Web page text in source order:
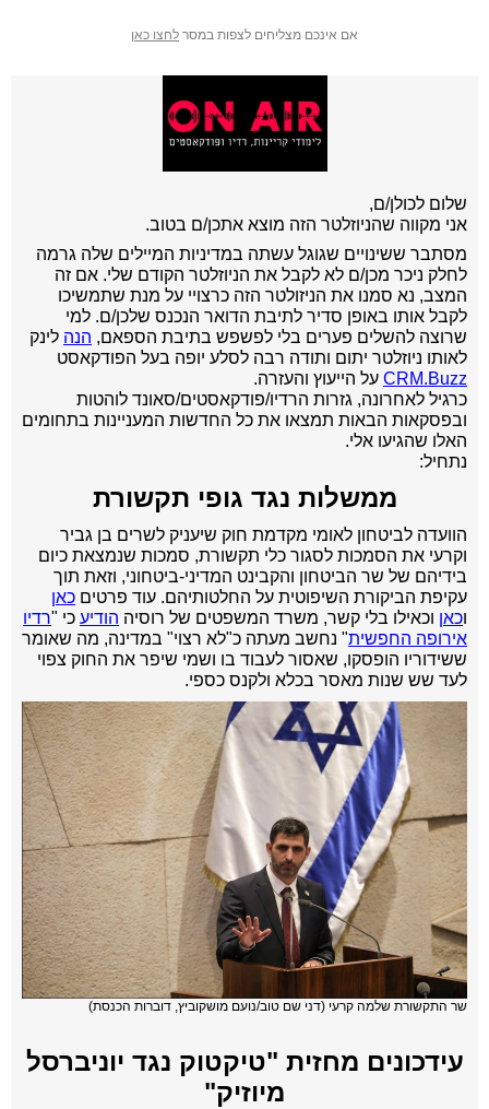
אם אינכם מצליחים לצפות במסר לחצו כאן
שלום לכולן/ם,
אני מקווה שהניוזלטר הזה מוצא אתכן/ם בטוב.
מסתבר ששינויים שגוגל עשתה במדיניות המיילים שלה גרמה
לחלק ניכר מכן/ם לא לקבל את הניוזלטר הקודם שלי. אם זה
המצב, נא סמנו את הניזולטר הזה כרצויי על מנת שתמשיכו
לקבל אותו באופן סדיר לתיבת הדואר הנכנס שלכן/ם. למי
שרוצה להשלים פערים בלי לפשפש בתיבת הספאם, הנה לינק
לאותו ניוזלטר יתום ותודה רבה לסלע יופה בעל הפודקאסט
CRM.Buzz על הייעוץ והעזרה.
כרגיל לאחרונה, גזרות הרדיו/פודקאסטים/סאונד לוהטות
ובפסקאות הבאות תמצאו את כל החדשות המעניינות בתחומים
האלו שהגיעו אלי.
נתחיל:
ממשלות נגד גופי תקשורת
הוועדה לביטחון לאומי מקדמת חוק שיעניק לשרים בן גביר
וקרעי את הסמכות לסגור כלי תקשורת, סמכות שנמצאת כיום
בידיהם של שר הביטחון והקבינט המדיני-ביטחוני, וזאת תוך
עקיפת הביקורת השיפוטית על החלטותיהם. עוד פרטים כאן
וכאן וכאילו בלי קשר, משרד המשפטים של רוסיה הודיע כי "רדיו
אירופה החפשית" נחשב מעתה כ"לא רצוי" במדינה, מה שאומר
ששידוריו הופסקו, שאסור לעבוד בו ושמי שיפר את החוק צפוי
לעד שש שנות מאסר בכלא ולקנס כספי.
שר התקשורת שלמה קרעי (דני שם טוב/נועם מושקוביץ, דוברות הכנסת)
עידכונים מחזית "טיקטוק נגד יוניברסל
מיוזיק"